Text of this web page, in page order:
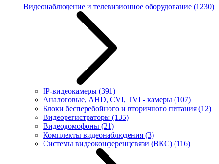
Видеонаблюдение и телевизионное оборудование (1230)
IP-видеокамеры (391)
Аналоговые, AHD, CVI, TVI - камеры (107)
Блоки бесперебойного и вторичного питания (12)
Видеорегистраторы (135)
Видеодомофоны (21)
Комплекты видеонаблюдения (3)
Системы видеоконференцсвязи (ВКС) (116)